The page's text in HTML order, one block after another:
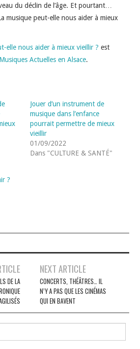
du déclin de l’âge. Et pourtant…
musique peut-elle nous aider à mieux
elle nous aider à mieux vieillir ? est
Musiques Actuelles en Alsace.
Jouer d’un instrument de
musique dans l’enfance
pourrait permettre de mieux
vieillir
01/09/2022
Dans "CULTURE & SANTÉ"
?
DE LA
NEXT ARTICLE
CONCERTS, THÉÂTRES… IL
N’Y A PAS QUE LES CINÉMAS
QUI EN BAVENT